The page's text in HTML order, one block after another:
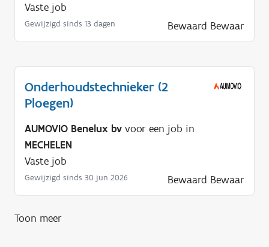
g
?
Vaste job
Gewijzigd sinds 13 dagen Bewaard Bewaar
Onderhoudstechnieker (2
Ploegen)
AUMOVIO Benelux bv voor een job in
MECHELEN
Vaste job
Gewijzigd sinds 30 jun 2026 Bewaard Bewaar
Toon meer